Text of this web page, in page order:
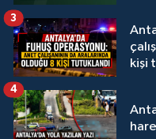
kişi
3
4